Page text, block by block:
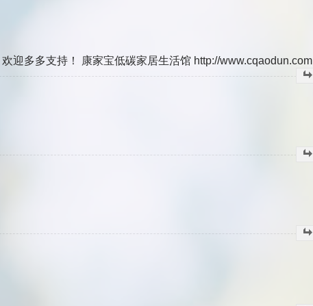
迎多多支持！ 康家宝低碳家居生活馆 http://www.cqaodun.com